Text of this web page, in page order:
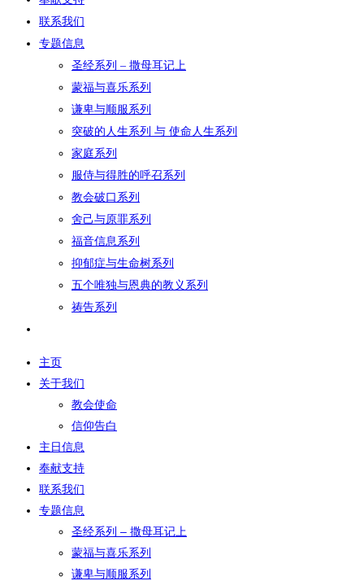
联系我们
专题信息
圣经系列 – 撒母耳记上
蒙福与喜乐系列
谦卑与顺服系列
突破的人生系列 与 使命人生系列
家庭系列
服侍与得胜的呼召系列
教会破口系列
舍己与原罪系列
福音信息系列
抑郁症与生命树系列
五个唯独与恩典的教义系列
祷告系列
主页
关于我们
教会使命
信仰告白
主日信息
奉献支持
联系我们
专题信息
圣经系列 – 撒母耳记上
蒙福与喜乐系列
谦卑与顺服系列